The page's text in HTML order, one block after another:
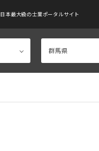
日本最大級の士業ポータルサイト